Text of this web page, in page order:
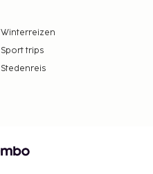
Winterreizen
Sport trips
Stedenreis